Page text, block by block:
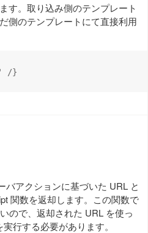
す。取り込み側のテンプレート
側のテンプレートにて直接利用
/}
バアクションに基づいた URL と
関数を返却します。この関数で
ので、返却された URL を使っ
行する必要があります。